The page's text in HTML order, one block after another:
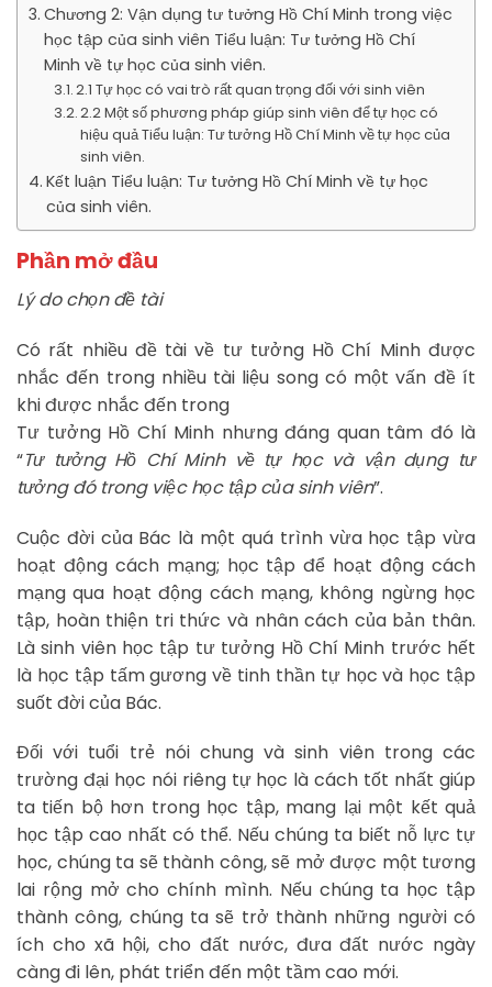
Chương 2: Vận dụng tư tưởng Hồ Chí Minh trong việc
học tập của sinh viên Tiểu luận: Tư tưởng Hồ Chí
Minh về tự học của sinh viên.
2.1 Tự học có vai trò rất quan trọng đối với sinh viên
2.2 Một số phương pháp giúp sinh viên để tự học có
hiệu quả Tiểu luận: Tư tưởng Hồ Chí Minh về tự học của
sinh viên.
Kết luận Tiểu luận: Tư tưởng Hồ Chí Minh về tự học
của sinh viên.
Phần mở đầu
Lý do chọn đề tài
Có rất nhiều đề tài về tư tưởng Hồ Chí Minh được
nhắc đến trong nhiều tài liệu song có một vấn đề ít
khi được nhắc đến trong
Tư tưởng Hồ Chí Minh nhưng đáng quan tâm đó là
“Tư tưởng Hồ Chí Minh về tự học và vận dụng tư
tưởng đó trong việc học tập của sinh viên”.
Cuộc đời của Bác là một quá trình vừa học tập vừa
hoạt động cách mạng; học tập để hoạt động cách
mạng qua hoạt động cách mạng, không ngừng học
tập, hoàn thiện tri thức và nhân cách của bản thân.
Là sinh viên học tập tư tưởng Hồ Chí Minh trước hết
là học tập tấm gương về tinh thần tự học và học tập
suốt đời của Bác.
Đối với tuổi trẻ nói chung và sinh viên trong các
trường đại học nói riêng tự học là cách tốt nhất giúp
ta tiến bộ hơn trong học tập, mang lại một kết quả
học tập cao nhất có thể. Nếu chúng ta biết nỗ lực tự
học, chúng ta sẽ thành công, sẽ mở được một tương
lai rộng mở cho chính mình. Nếu chúng ta học tập
thành công, chúng ta sẽ trở thành những người có
ích cho xã hội, cho đất nước, đưa đất nước ngày
càng đi lên, phát triển đến một tầm cao mới.